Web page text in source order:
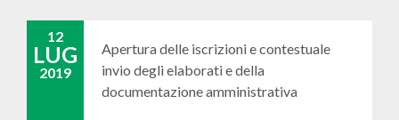
12
LUG
2019
Apertura delle iscrizioni e contestuale
invio degli elaborati e della
documentazione amministrativa